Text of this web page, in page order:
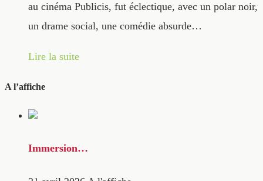
au cinéma Publicis, fut éclectique, avec un polar noir,
un drame social, une comédie absurde…
Lire la suite
A l’affiche
Immersion…